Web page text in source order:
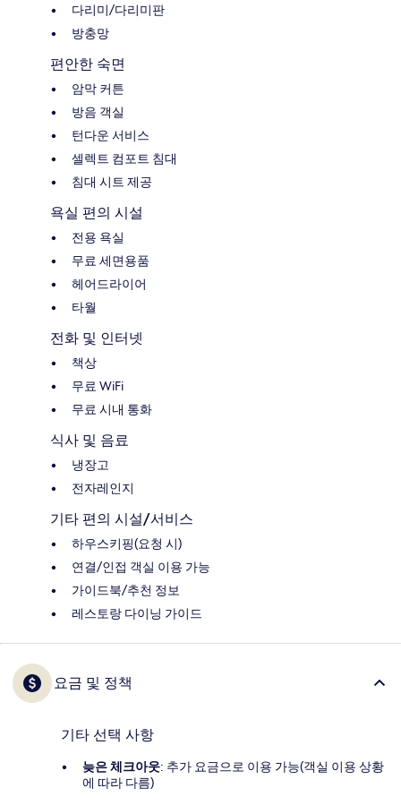
다리미/다리미판
방충망
편안한 숙면
암막 커튼
방음 객실
턴다운 서비스
셀렉트 컴포트 침대
침대 시트 제공
욕실 편의 시설
전용 욕실
무료 세면용품
헤어드라이어
타월
전화 및 인터넷
책상
무료 WiFi
무료 시내 통화
식사 및 음료
냉장고
전자레인지
기타 편의 시설/서비스
하우스키핑(요청 시)
연결/인접 객실 이용 가능
가이드북/추천 정보
레스토랑 다이닝 가이드
요금 및 정책
기타 선택 사항
늦은 체크아웃: 추가 요금으로 이용 가능(객실 이용 상황
에 따라 다름)